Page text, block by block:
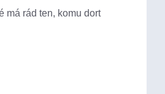
má rád ten, komu dort